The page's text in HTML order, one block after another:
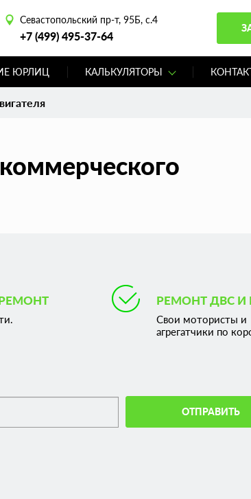
Севастопольский пр-т, 95Б, с.4
+7 (499) 495-37-64
ЮРЛИЦ КАЛЬКУЛЯТОРЫ
РЕМОНТ ДВС И
Свои мотористы и
агрегатчики по
ОТПРАВИТЬ